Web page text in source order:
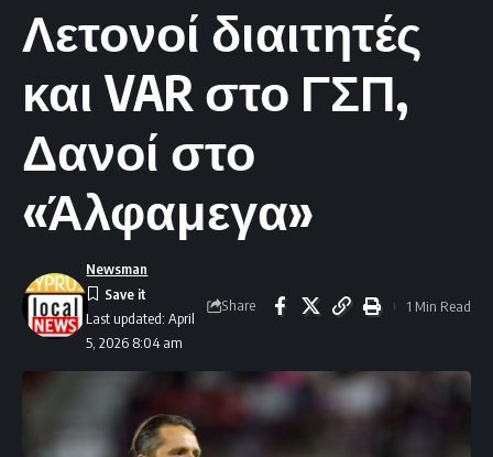
Λετονοί διαιτητές
και VAR στο ΓΣΠ,
Δανοί στο
«Άλφαμεγα»
Last updated: April
5, 2026 8:04 am
Newsman
Share 1 Min Read